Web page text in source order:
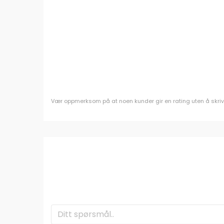
Vær oppmerksom på at noen kunder gir en rating uten å